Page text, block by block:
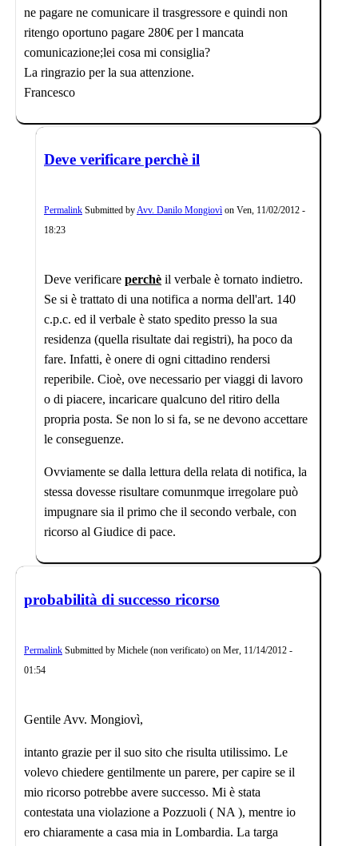
ne pagare ne comunicare il trasgressore e quindi non
ritengo oportuno pagare 280€ per l mancata
comunicazione;lei cosa mi consiglia?
La ringrazio per la sua attenzione.
Francesco
Deve verificare perchè il
Permalink Submitted byAvv. Danilo Mongiovì on Ven, 11/02/2012 -
18:23
Deve verificare perchè il verbale è tornato indietro.
Se si è trattato di una notifica a norma dell'art. 140
c.p.c. ed il verbale è stato spedito presso la sua
residenza (quella risultate dai registri), ha poco da
fare. Infatti, è onere di ogni cittadino rendersi
reperibile. Cioè, ove necessario per viaggi di lavoro
o di piacere, incaricare qualcuno del ritiro della
propria posta. Se non lo si fa, se ne devono accettare
le conseguenze.
Ovviamente se dalla lettura della relata di notifica, la
stessa dovesse risultare comunmque irregolare può
impugnare sia il primo che il secondo verbale, con
ricorso al Giudice di pace.
probabilità di successo ricorso
Permalink Submitted by Michele (non verificato) on Mer, 11/14/2012 -
01:54
Gentile Avv. Mongiovì,
intanto grazie per il suo sito che risulta utilissimo. Le
volevo chiedere gentilmente un parere, per capire se il
mio ricorso potrebbe avere successo. Mi è stata
contestata una violazione a Pozzuoli ( NA ), mentre io
ero chiaramente a casa mia in Lombardia. La targa